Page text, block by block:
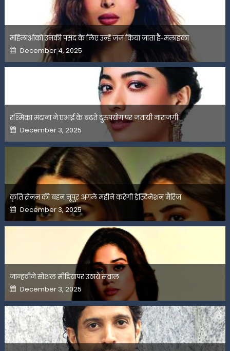
महिलाओंको उनकी पसंद के लिए उन्हें जज किया जाता है-मलाइका
Posted
on
December 4, 2025
रश्मिका मंदाना ने एआई के बढ़ते दुरुपयोग पर जतायी नाराजगी
Posted
on
December 3, 2025
कृति सेनन की बहन नूपुर अगले महीने करेंगी डेस्टिनेशन मैरिज
Posted
on
December 3, 2025
जान्हवीने सोशल मीडियापर उठाये सवाल
Posted
on
December 3, 2025